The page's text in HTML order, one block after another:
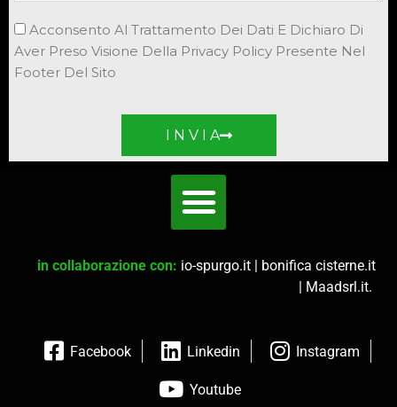
Acconsento Al Trattamento Dei Dati E Dichiaro Di
Aver Preso Visione Della Privacy Policy Presente Nel
Footer Del Sito
I N V I A
in collaborazione con: io-spurgo.it | bonifica cisterne.it
| Maadsrl.it.
Facebook Linkedin Instagram
Youtube